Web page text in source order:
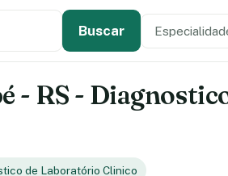
Buscar Especialidade
Tipo de
- RS -
de Laboratório Clinico